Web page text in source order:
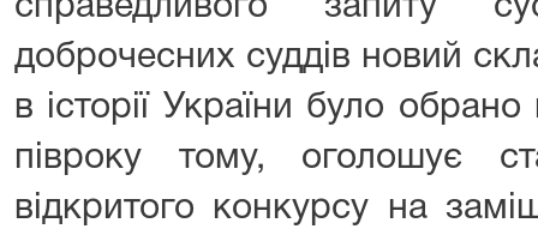
справедливого запиту
доброчесних суддів новий
в історії України було
півроку тому, оголошує
відкритого конкурсу на